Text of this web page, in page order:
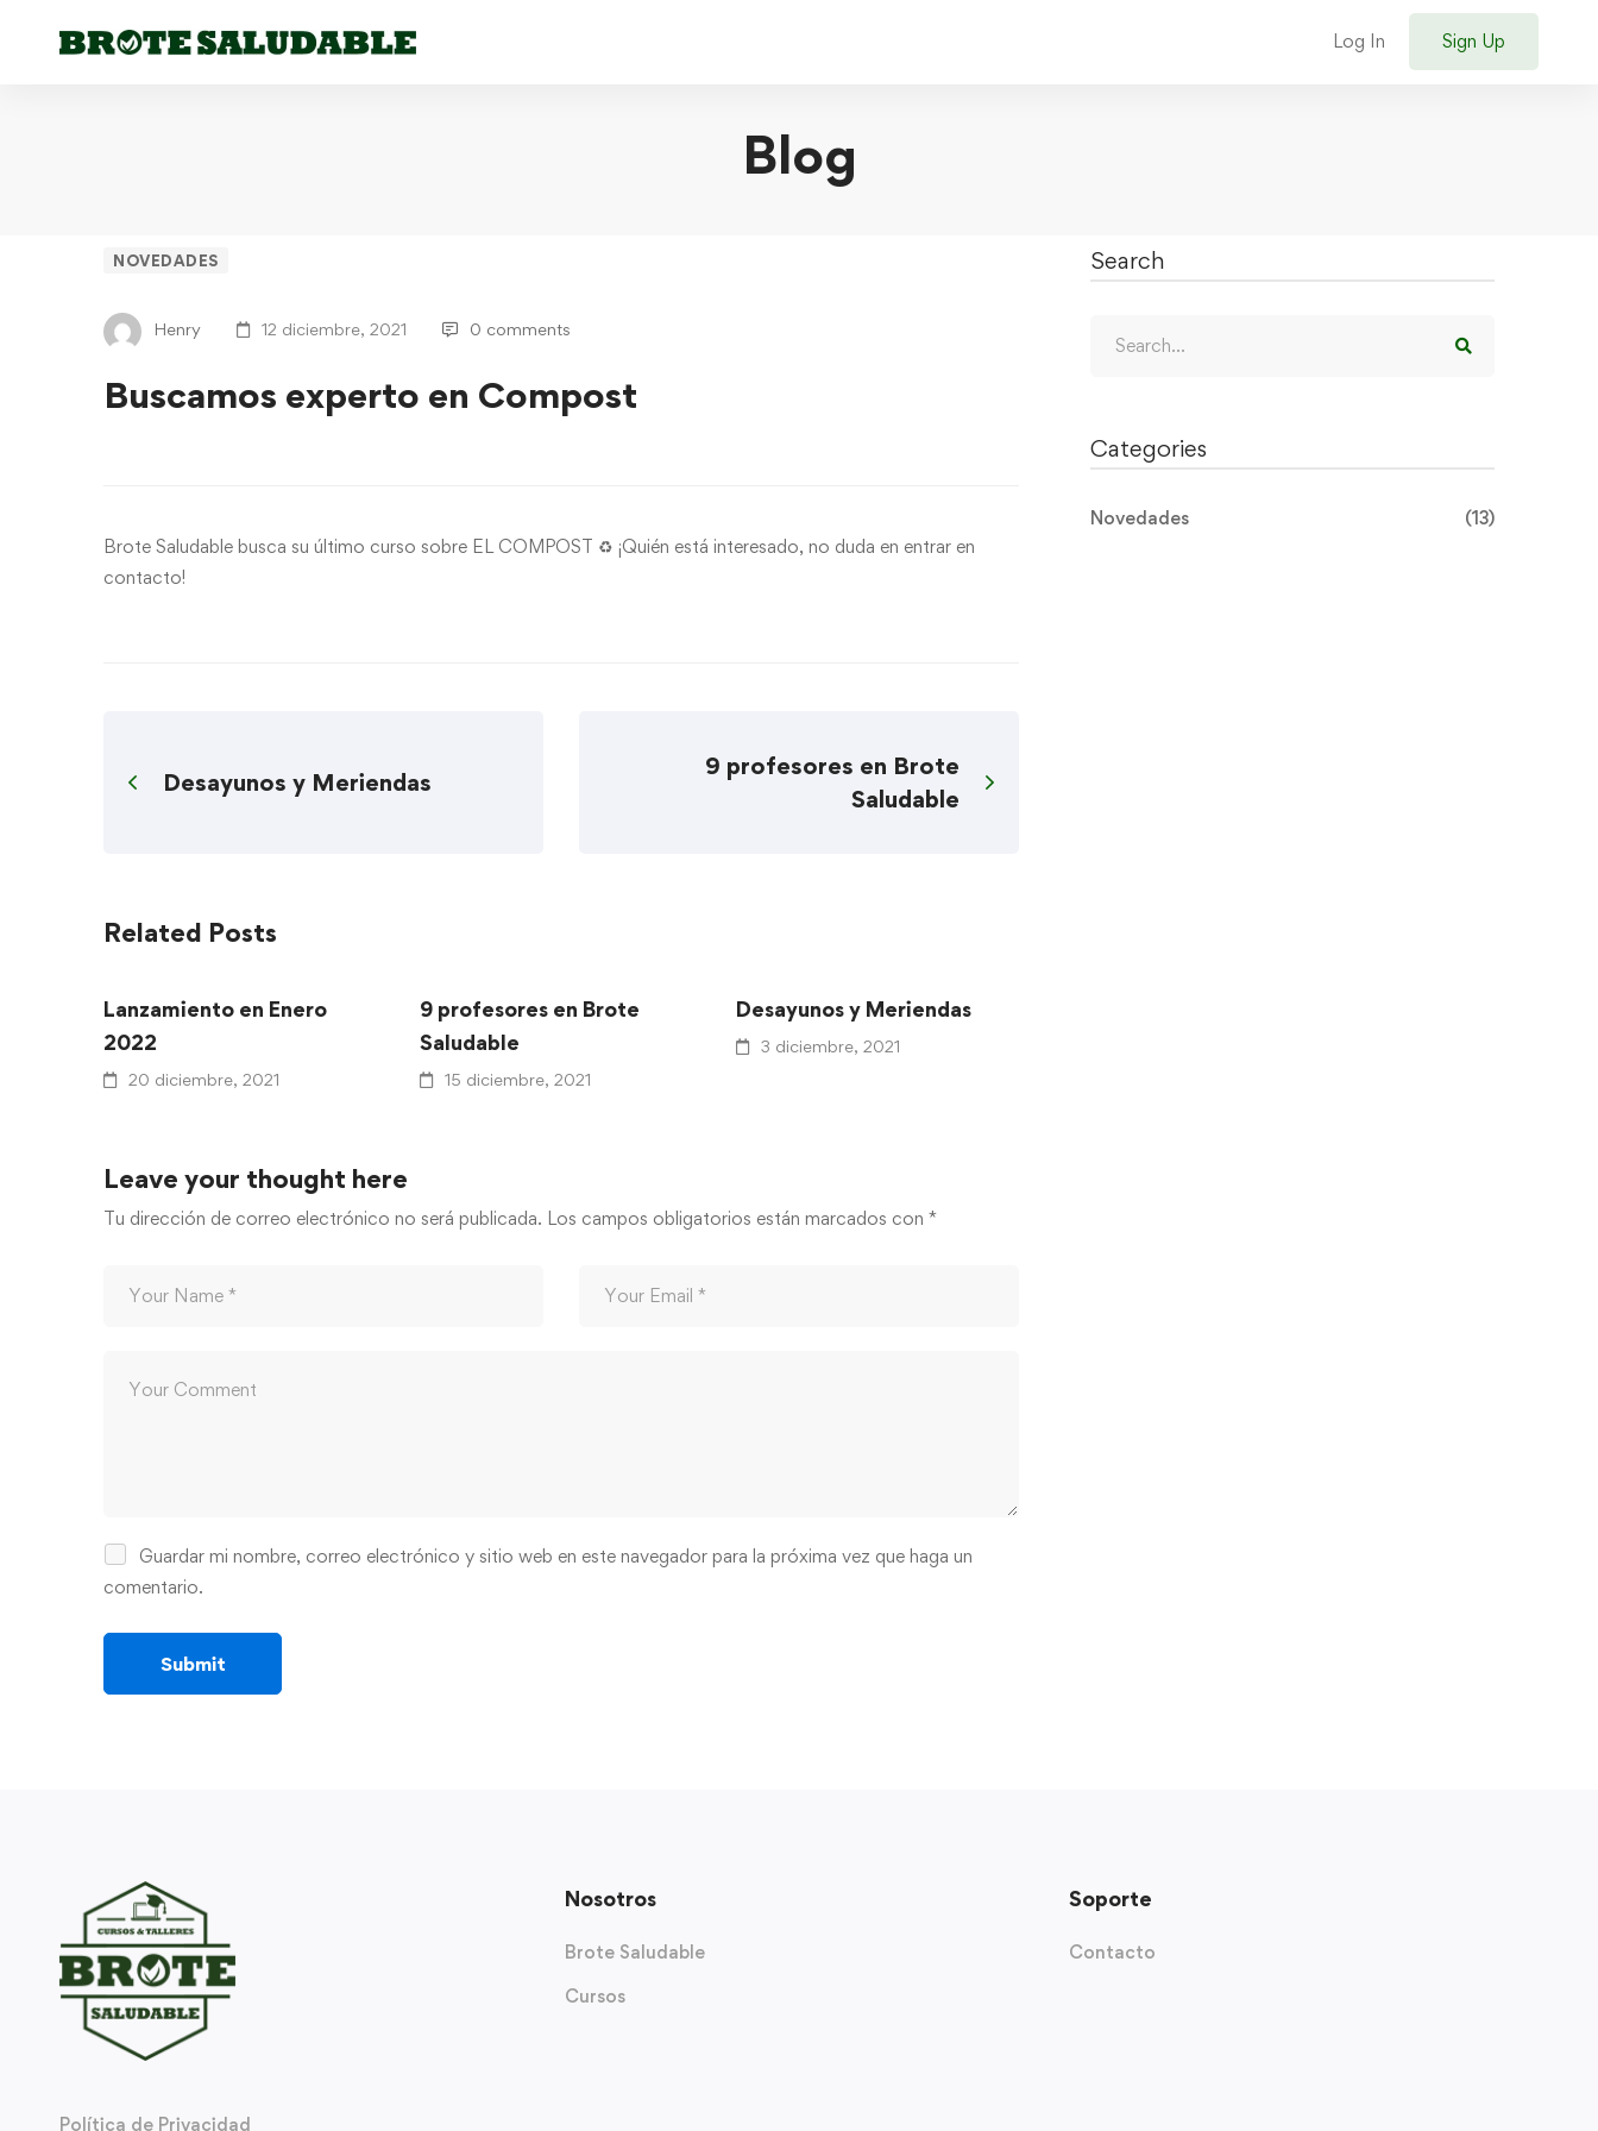
Log In Sign Up
Blog
NOVEDADES
Henry 12 diciembre, 2021 0 comments
Buscamos experto en Compost
Brote Saludable busca su último curso sobre EL COMPOST ♻ ¡Quién está interesado, no duda en entrar en
contacto!
Desayunos y Meriendas
9 profesores en Brote
Saludable
Related Posts
Lanzamiento en Enero
2022
20 diciembre, 2021
9 profesores en Brote
Saludable
15 diciembre, 2021
Desayunos y Meriendas
3 diciembre, 2021
Leave your thought here
Tu dirección de correo electrónico no será publicada. Los campos obligatorios están marcados con *
Guardar mi nombre, correo electrónico y sitio web en este navegador para la próxima vez que haga un
comentario.
Search
Categories
Novedades (13)
Política de Privacidad
Nosotros
Brote Saludable
Cursos
Soporte
Contacto